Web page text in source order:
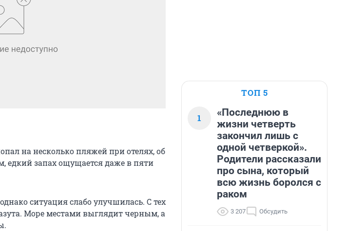
на несколько пляжей при отелях, об
едкий запах ощущается даже в пяти
ситуация слабо улучшилась. С тех
Море местами выглядит черным, а
ТОП 5
1
«Последнюю в
жизни четверть
закончил лишь с
одной четверкой».
Родители рассказали
про сына, который
всю жизнь боролся с
раком
3 207 Обсудить